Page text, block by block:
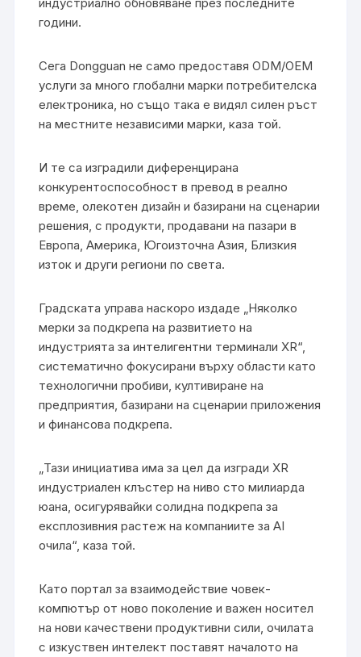
години.
Сега Dongguan не само предоставя ODM/OEM
услуги за много глобални марки потребителска
електроника, но също така е видял силен ръст
на местните независими марки, каза той.
И те са изградили диференцирана
конкурентоспособност в превод в реално
време, олекотен дизайн и базирани на сценарии
решения, с продукти, продавани на пазари в
Европа, Америка, Югоизточна Азия, Близкия
изток и други региони по света.
Градската управа наскоро издаде „Няколко
мерки за подкрепа на развитието на
индустрията за интелигентни терминали XR“,
систематично фокусирани върху области като
технологични пробиви, култивиране на
предприятия, базирани на сценарии приложения
и финансова подкрепа.
„Тази инициатива има за цел да изгради XR
индустриален клъстер на ниво сто милиарда
юана, осигурявайки солидна подкрепа за
експлозивния растеж на компаниите за AI
очила“, каза той.
Като портал за взаимодействие човек-
компютър от ново поколение и важен носител
на нови качествени продуктивни сили, очилата
с изкуствен интелект поставят началото на